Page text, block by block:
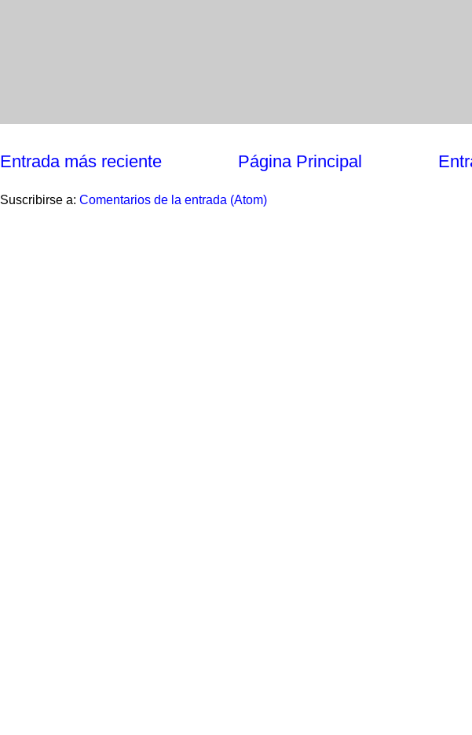
Entrada más reciente Página Principal
Suscribirse a: Comentarios de la entrada (Atom)